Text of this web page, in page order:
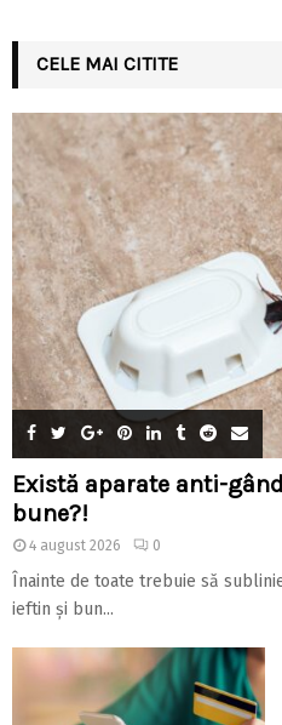
CELE MAI CITITE
Există aparate anti-
bune?!
4 august 2026 0
Înainte de toate trebuie să
ieftin și bun...